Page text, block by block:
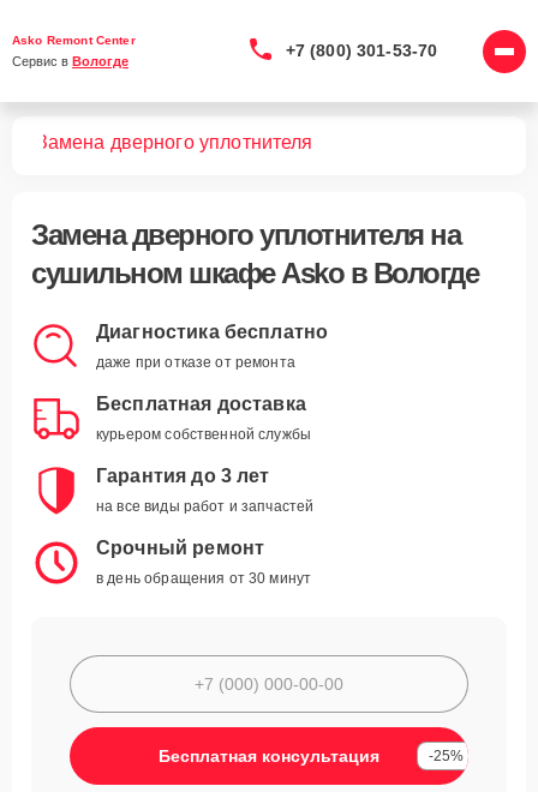
Asko Remont Center
Сервис в Вологде
+7 (800) 301-53-70
Заменa дверного уплотнителя
Замена дверного уплотнителяна
сушильном шкафе Asko в Вологде
Диагностика бесплатно
даже при отказе от ремонта
Бесплатная доставка
курьером собственной службы
Гарантия до 3 лет
на все виды работ и запчастей
Срочный ремонт
в день обращения от 30 минут
Бесплатная консультация -25%